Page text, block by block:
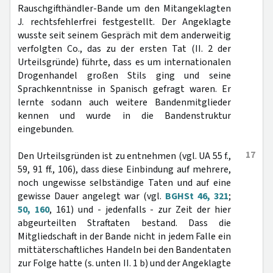
Rauschgifthändler-Bande um den Mitangeklagten
J. rechtsfehlerfrei festgestellt. Der Angeklagte
wusste seit seinem Gespräch mit dem anderweitig
verfolgten Co., das zu der ersten Tat (II. 2 der
Urteilsgründe) führte, dass es um internationalen
Drogenhandel großen Stils ging und seine
Sprachkenntnisse in Spanisch gefragt waren. Er
lernte sodann auch weitere Bandenmitglieder
kennen und wurde in die Bandenstruktur
eingebunden.
17
Den Urteilsgründen ist zu entnehmen (vgl. UA 55 f.,
59, 91 ff., 106), dass diese Einbindung auf mehrere,
noch ungewisse selbständige Taten und auf eine
gewisse Dauer angelegt war (vgl. BGHSt 46, 321;
50, 160, 161) und - jedenfalls - zur Zeit der hier
abgeurteilten Straftaten bestand. Dass die
Mitgliedschaft in der Bande nicht in jedem Falle ein
mittäterschaftliches Handeln bei den Bandentaten
zur Folge hatte (s. unten II. 1 b) und der Angeklagte